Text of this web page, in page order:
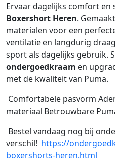
Ervaar dagelijks comfort en
Boxershort Heren.
materialen voor een
ventilatie en langdurig
sport als dagelijks gebruik.
ondergoedkraam en
met de kwaliteit van Puma.
Comfortabele pasvorm
materiaal Betrouwbare
Bestel vandaag nog bij
verschil! https://
boxershorts-heren.html